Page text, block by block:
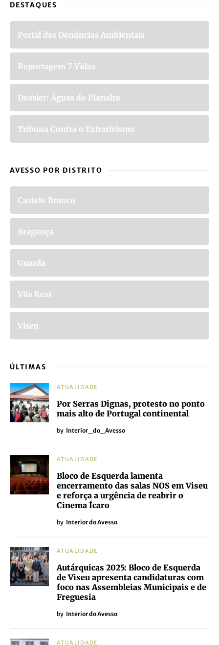
DESTAQUES
Portal das Denúncias Ambientais
Reportagem 7 Vidas
Dossier: Águas do Planalto
Tribuna Contra o Extrativismo
AVESSO POR DISTRITO
Castelo Branco
Bragança
Guarda
Vila Real
Viseu
ÚLTIMAS
ATUALIDADE
Por Serras Dignas, protesto no ponto
mais alto de Portugal continental
by Interior_do_Avesso
ATUALIDADE
Bloco de Esquerda lamenta
encerramento das salas NOS em Viseu
e reforça a urgência de reabrir o
Cinema Ícaro
by Interior do Avesso
ATUALIDADE
Autárquicas 2025: Bloco de Esquerda
de Viseu apresenta candidaturas com
foco nas Assembleias Municipais e de
Freguesia
by Interior do Avesso
ATUALIDADE